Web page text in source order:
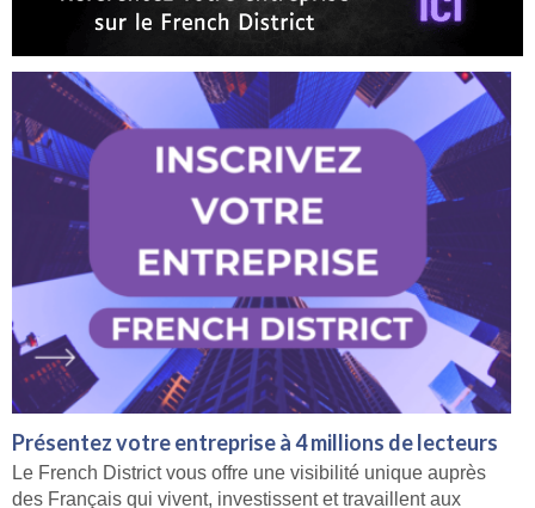
Présentez votre entreprise à 4 millions de lecteurs
Le French District vous offre une visibilité unique auprès
des Français qui vivent, investissent et travaillent aux